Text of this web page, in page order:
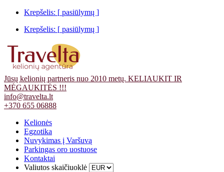
Krepšelis: [ pasiūlymų ]
Krepšelis: [ pasiūlymų ]
Jūsų kelionių partneris nuo 2010 metų. KELIAUKIT IR
MĖGAUKITĖS !!!
info@travelta.lt
+370 655 06888
Kelionės
Egzotika
Nuvykimas į Varšuvą
Parkingas oro uostuose
Kontaktai
Valiutos skaičiuoklė